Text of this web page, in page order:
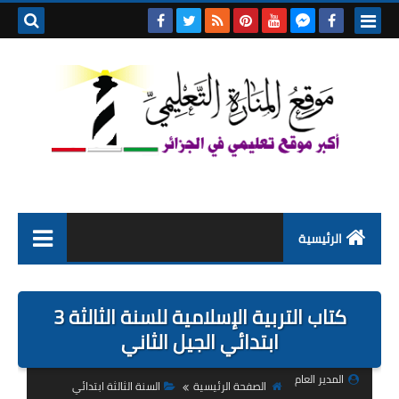
الرئيسية
التربية التحضيرية
السنة الاولى ابتدائي
كتاب التربية الإسلامية للسنة الثالثة 3
ابتدائي الجيل الثاني
المدير العام الصفحة الرئيسية
السنة الثالثة ابتدائي